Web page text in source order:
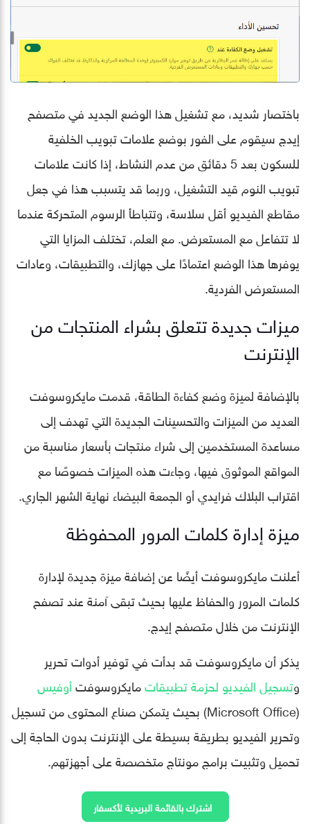
باختصار شديد، مع تشغيل هذا الوضع الجديد في متصفح
إيدج سيقوم على الفور بوضع علامات تبويب الخلفية
للسكون بعد 5 دقائق من عدم النشاط، إذا كانت علامات
تبويب النوم قيد التشغيل، وربما قد يتسبب هذا في جعل
مقاطع الفيديو أقل سلاسة، وتتباطأ الرسوم المتحركة عندما
لا تتفاعل مع المستعرض. مع العلم، تختلف المزايا التي
يوفرها هذا الوضع اعتمادًا على جهازك، والتطبيقات، وعادات
المستعرض الفردية.
ميزات جديدة تتعلق بشراء المنتجات من
الإنترنت
بالإضافة لميزة وضع كفاءة الطاقة، قدمت مايكروسوفت
العديد من الميزات والتحسينات الجديدة التي تهدف إلى
مساعدة المستخدمين إلى شراء منتجات بأسعار مناسبة من
المواقع الموثوق فيها، وجاءت هذه الميزات خصوصًا مع
اقتراب البلاك فرايدي أو الجمعة البيضاء نهاية الشهر الجاري.
ميزة إدارة كلمات المرور المحفوظة
أعلنت مايكروسوفت أيضًا عن إضافة ميزة جديدة لإدارة
كلمات المرور والحفاظ عليها بحيث تبقى آمنة عند تصفح
الإنترنت من خلال متصفح إيدج.
يذكر أن مايكروسوفت قد بدأت في توفير أدوات تحرير
وتسجيل الفيديو لحزمة تطبيقاتمايكروسوفتأوفيس
(Microsoft Office) بحيث يتمكن صناع المحتوى من تسجيل
وتحرير الفيديو بطريقة بسيطة على الإنترنت بدون الحاجة إلى
تحميل وتثبيت برامج مونتاج متخصصة على أجهزتهم.
اشترك بالقائمة البريدية لأكسفار